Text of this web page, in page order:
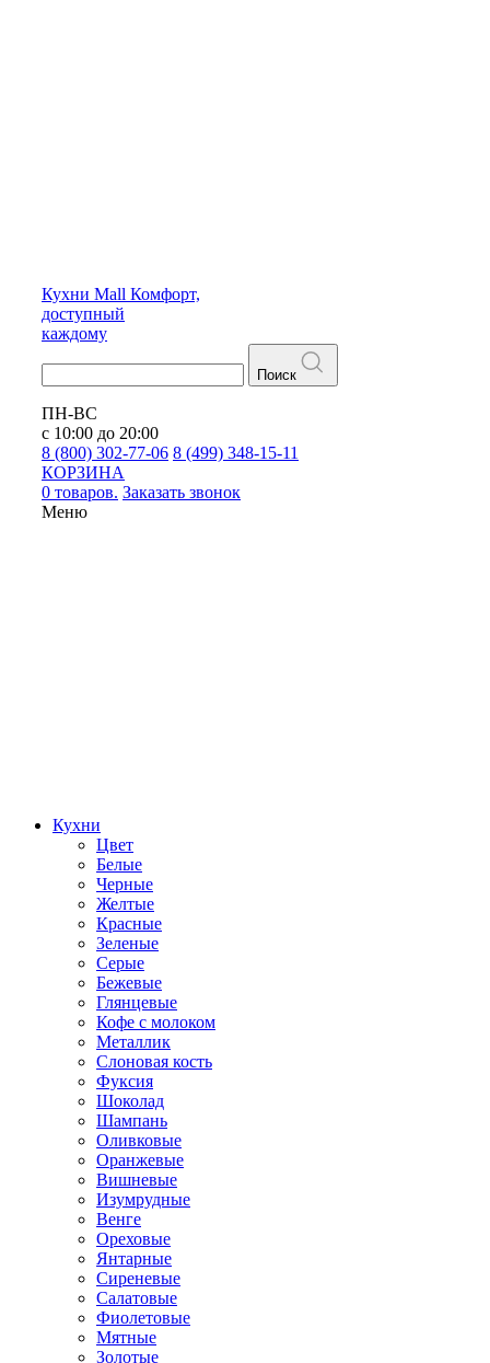
Кухни Mall Комфорт,
доступный
каждому
Поиск
ПН-ВС
с 10:00 до 20:00
8 (800) 302-77-06 8 (499) 348-15-11
КОРЗИНА
0 товаров. Заказать звонок
Меню
Кухни
Цвет
Белые
Черные
Желтые
Красные
Зеленые
Серые
Бежевые
Глянцевые
Кофе с молоком
Металлик
Слоновая кость
Фуксия
Шоколад
Шампань
Оливковые
Оранжевые
Вишневые
Изумрудные
Венге
Ореховые
Янтарные
Сиреневые
Салатовые
Фиолетовые
Мятные
Золотые